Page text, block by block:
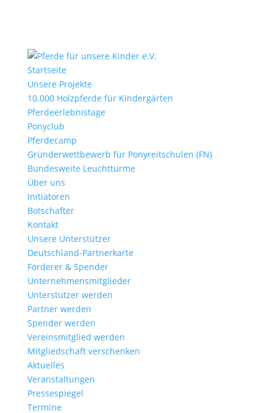
Startseite
Unsere Projekte
10.000 Holzpferde für Kindergärten
Pferdeerlebnistage
Ponyclub
Pferdecamp
Gründerwettbewerb für Ponyreitschulen (FN)
Bundesweite Leuchttürme
Über uns
Initiatoren
Botschafter
Kontakt
Unsere Unterstützer
Deutschland-Partnerkarte
Förderer & Spender
Unternehmensmitglieder
Unterstützer werden
Partner werden
Spender werden
Vereinsmitglied werden
Mitgliedschaft verschenken
Aktuelles
Veranstaltungen
Pressespiegel
Termine